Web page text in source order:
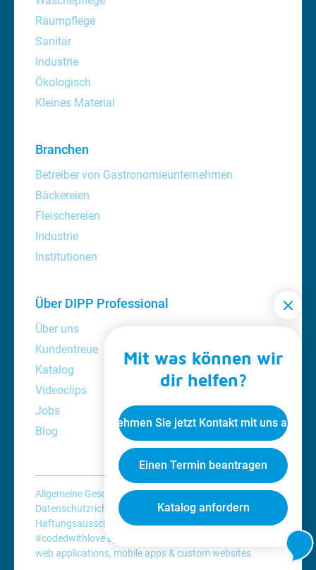
Raumpflege
Sanitär
Industrie
Ökologisch
Kleines Material
Branchen
Betreiber von Gastronomieunternehmen
Bäckereien
Fleischereien
Industrie
Institutionen
Über DIPP Professional
Über uns
Kundentreue
Katalog
Videoclips
Jobs
Blog
Allgemeine Geschäftsbedingungen
Datenschutzrichtlinie
Cookie-Richtlinie
Haftungsausschluss
#codedwithlove by
web applications, mobile apps&custom websites
Mit was können wir
dir helfen?
Nehmen Sie jetzt Kontakt mit uns auf
Einen Termin beantragen
Katalog anfordern